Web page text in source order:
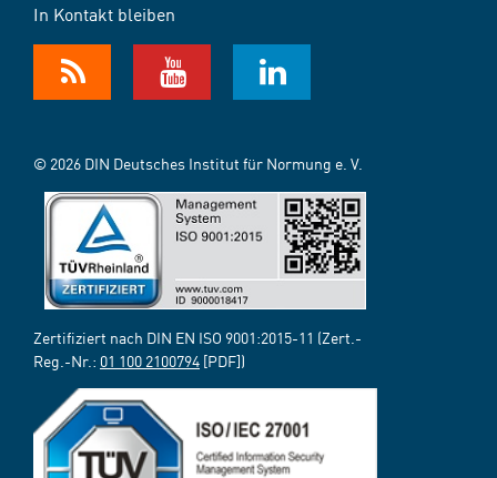
In Kontakt bleiben
© 2026 DIN Deutsches Institut für Normung e. V.
Zertifiziert nach DIN EN ISO 9001:2015-11 (Zert.-
Reg.-Nr.: 01 100 2100794 [PDF])